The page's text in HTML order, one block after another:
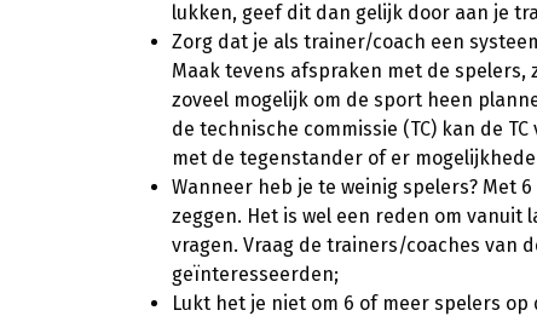
lukken, geef dit dan gelijk door aan je
Zorg dat je als trainer/coach een
Maak tevens afspraken met de
zoveel mogelijk om de sport heen
de technische commissie (TC) kan de
met de tegenstander of er
Wanneer heb je te weinig spelers? Met
zeggen. Het is wel een reden om
vragen. Vraag de trainers/coaches van
geïnteresseerden;
Lukt het je niet om 6 of meer spelers